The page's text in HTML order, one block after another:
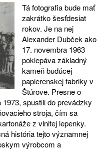
Tá fotograﬁa bude mať
zakrátko šesťdesiat
rokov. Je na nej
Alexander Dubček ako
17. novembra 1963
poklepáva základný
kameň budúcej
papierenskej fabriky v
Štúrove. Presne o
spustili do prevádzky
stroja, čím sa
z vlnitej lepenky.
história tejto významnej
výrobcom a